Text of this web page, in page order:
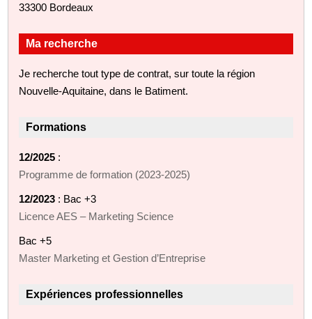
33300 Bordeaux
Ma recherche
Je recherche tout type de contrat, sur toute la région
Nouvelle-Aquitaine, dans le Batiment.
Formations
12/2025 :
Programme de formation (2023‑2025)
12/2023 : Bac +3
Licence AES – Marketing Science
Bac +5
Master Marketing et Gestion d’Entreprise
Expériences professionnelles